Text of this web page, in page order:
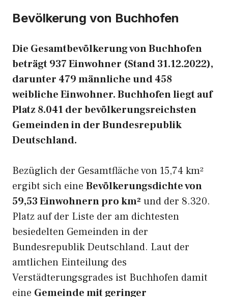
Bevölkerung von Buchhofen
Die Gesamtbevölkerung von Buchhofen
beträgt 937 Einwohner (Stand 31.12.2022),
darunter 479 männliche und 458
weibliche Einwohner. Buchhofen liegt auf
Platz 8.041 der bevölkerungsreichsten
Gemeinden in der Bundesrepublik
Deutschland.
Bezüglich der Gesamtfläche von 15,74 km²
ergibt sich eine Bevölkerungsdichte von
59,53 Einwohnern pro km² und der 8.320.
Platz auf der Liste der am dichtesten
besiedelten Gemeinden in der
Bundesrepublik Deutschland. Laut der
amtlichen Einteilung des
Verstädterungsgrades ist Buchhofen damit
eine Gemeinde mit geringer